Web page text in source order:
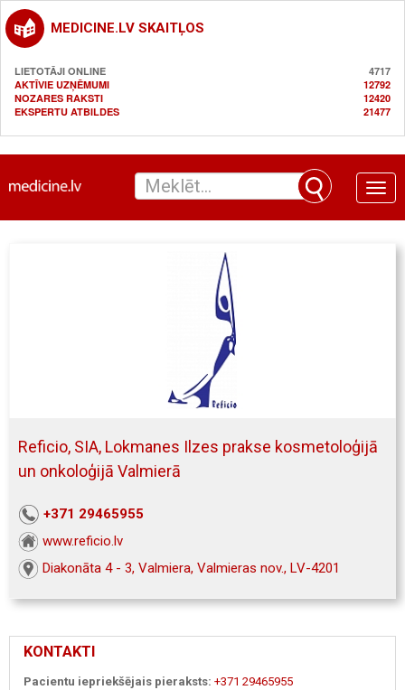
MEDICINE.LV SKAITĻOS
LIETOTĀJI ONLINE
4717
AKTĪVIE UZŅĒMUMI
12792
NOZARES RAKSTI
12420
EKSPERTU ATBILDES
21477
Toggle
Reficio, SIA, Lokmanes Ilzes prakse kosmetoloģijā
un onkoloģijā Valmierā
+371 29465955
www.reficio.lv
Diakonāta 4 - 3, Valmiera, Valmieras nov., LV-4201
KONTAKTI
Pacientu iepriekšējais pieraksts: +371 29465955